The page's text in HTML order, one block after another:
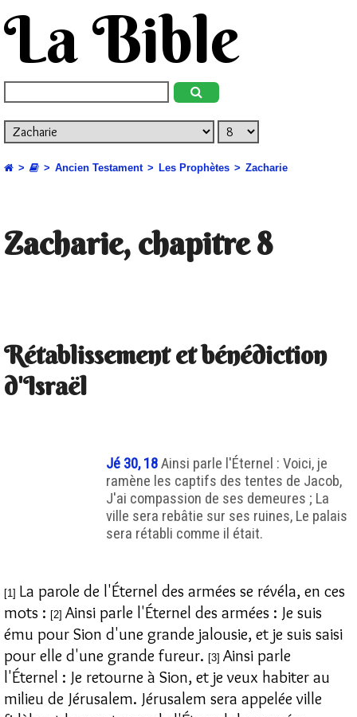
La Bible
Ancien Testament Les Prophètes Zacharie
Zacharie, chapitre 8
Rétablissement et bénédiction
d'Israël
Jé 30, 18Ainsi parle l'Éternel : Voici, je
ramène les captifs des tentes de Jacob,
J'ai compassion de ses demeures ; La
ville sera rebâtie sur ses ruines, Le palais
sera rétabli comme il était.
[1] La parole de l'Éternel des armées se révéla, en ces
mots : [2] Ainsi parle l'Éternel des armées : Je suis
ému pour Sion d'une grande jalousie, et je suis saisi
pour elle d'une grande fureur. [3] Ainsi parle
l'Éternel : Je retourne à Sion, et je veux habiter au
milieu de Jérusalem. Jérusalem sera appelée ville